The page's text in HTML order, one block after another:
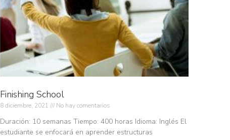
Finishing School
8 diciembre, 2021 No hay comentarios
Duración: 10 semanas Tiempo: 400 horas Idioma: Inglés El
estudiante se enfocará en aprender estructuras